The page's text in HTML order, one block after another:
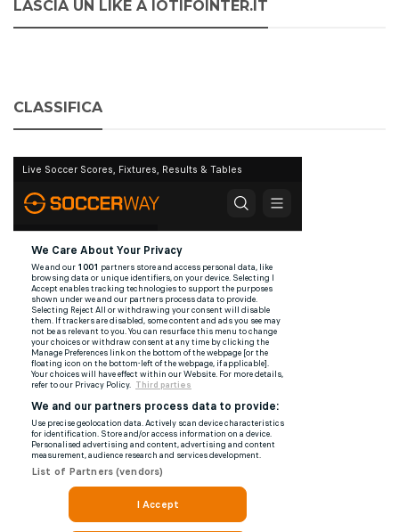
LASCIA UN LIKE A IOTIFOINTER.IT
CLASSIFICA